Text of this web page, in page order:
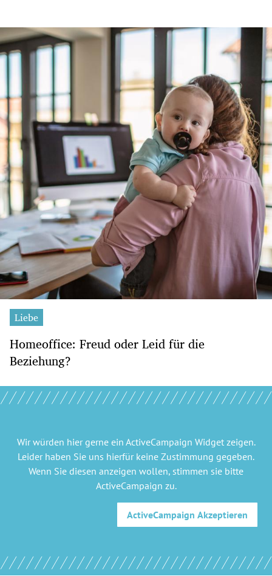
Liebe
Homeoffice: Freud oder Leid für die
Beziehung?
Wir würden hier gerne ein ActiveCampaign Widgetzeigen.
Leider haben Sie uns hierfür keine Zustimmung gegeben.
Wenn Sie diesen anzeigen wollen, stimmen sie bitte
ActiveCampaign zu.
ActiveCampaign Akzeptieren